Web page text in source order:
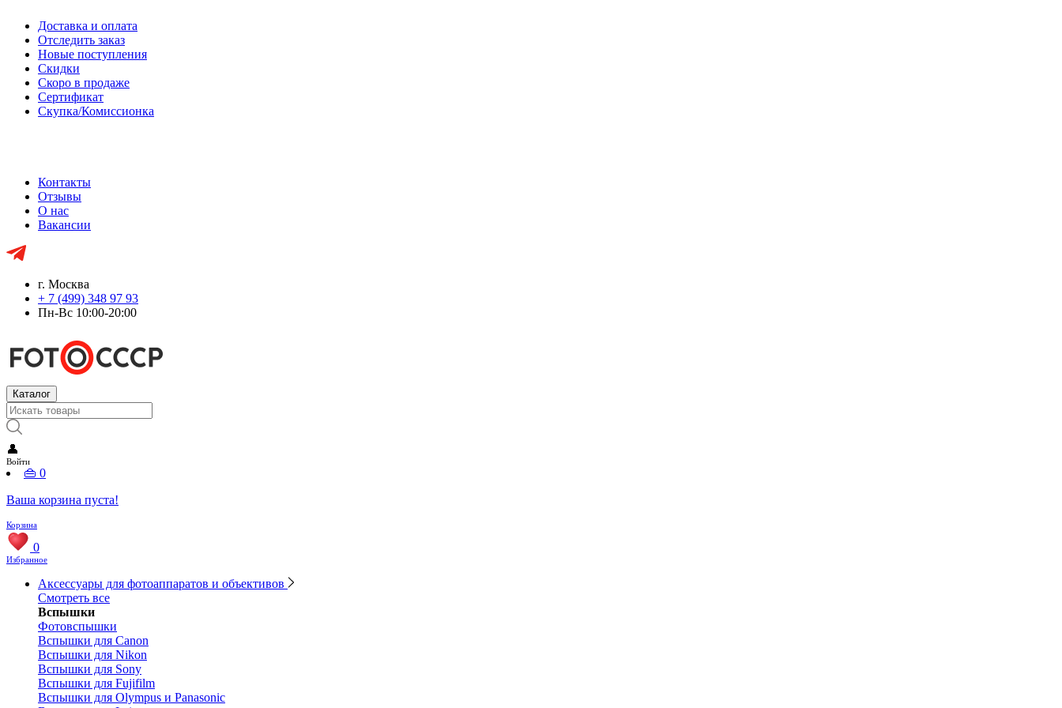
Доставка и оплата
Отследить заказ
Новые поступления
Скидки
Скоро в продаже
Сертификат
Скупка/Комиссионка
Контакты
Отзывы
О нас
Вакансии
г. Москва
+ 7 (499) 348 97 93
Пн-Вс 10:00-20:00
Каталог
👤
Войти
👜 0
Ваша корзина пуста!
Корзина
0
Избранное
Аксессуары для фотоаппаратов и объективов
Смотреть все
Вспышки
Фотовспышки
Вспышки для Canon
Вспышки для Nikon
Вспышки для Sony
Вспышки для Fujifilm
Вспышки для Olympus и Panasonic